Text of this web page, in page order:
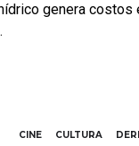
genera
CINE CULTURA